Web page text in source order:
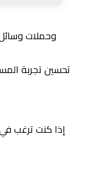
قد ترغب